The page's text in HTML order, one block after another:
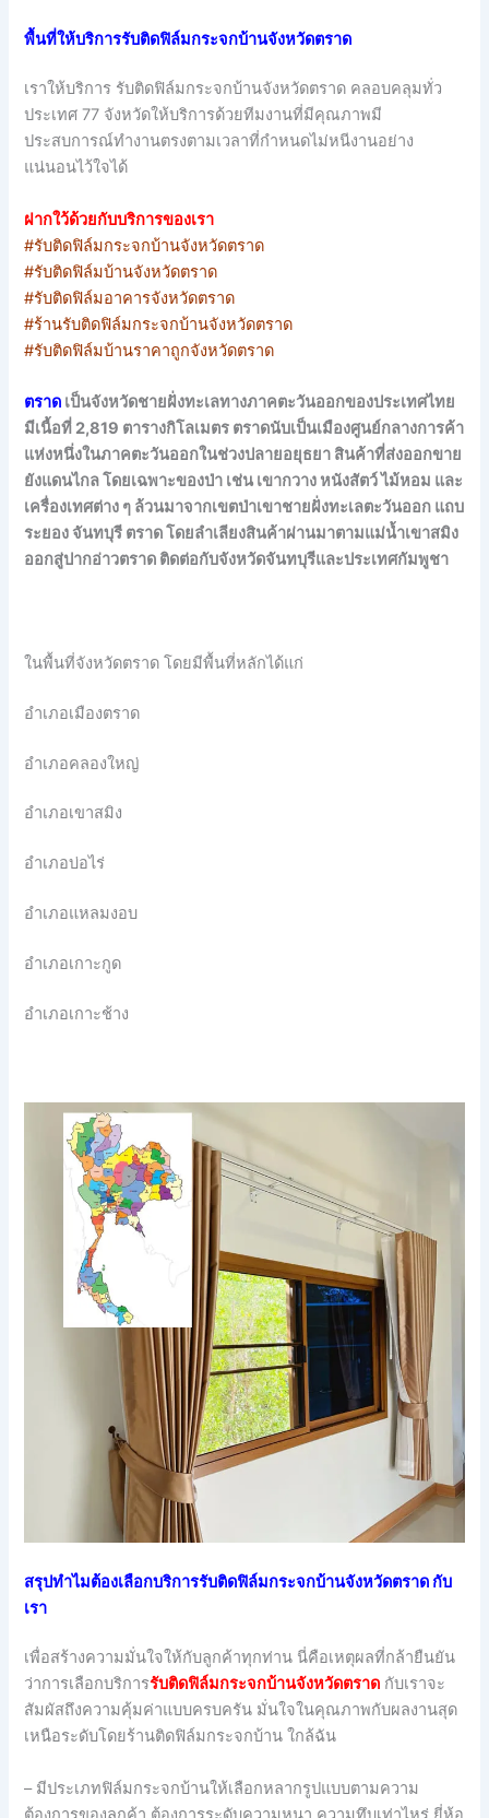
พื้นที่ให้บริการรับติดฟิล์มกระจกบ้านจังหวัดตราด
เราให้บริการ รับติดฟิล์มกระจกบ้านจังหวัดตราด คลอบคลุมทั่ว
ประเทศ 77 จังหวัดให้บริการด้วยทีมงานที่มีคุณภาพมี
ประสบการณ์ทำงานตรงตามเวลาที่กำหนดไม่หนีงานอย่าง
แน่นอนไว้ใจได้
ฝากใว้ด้วยกับบริการของเรา
#รับติดฟิล์มกระจกบ้านจังหวัดตราด
#รับติดฟิล์มบ้านจังหวัดตราด
#รับติดฟิล์มอาคารจังหวัดตราด
#ร้านรับติดฟิล์มกระจกบ้านจังหวัดตราด
#รับติดฟิล์มบ้านราคาถูกจังหวัดตราด
ตราด เป็นจังหวัดชายฝั่งทะเลทางภาคตะวันออกของประเทศไทย
มีเนื้อที่ 2,819 ตารางกิโลเมตร ตราดนับเป็นเมืองศูนย์กลางการค้า
แห่งหนึ่งในภาคตะวันออกในช่วงปลายอยุธยา สินค้าที่ส่งออกขาย
ยังแดนไกล โดยเฉพาะของป่า เช่น เขากวาง หนังสัตว์ ไม้หอม และ
เครื่องเทศต่าง ๆ ล้วนมาจากเขตป่าเขาชายฝั่งทะเลตะวันออก แถบ
ระยอง จันทบุรี ตราด โดยลำเลียงสินค้าผ่านมาตามแม่น้ำเขาสมิง
ออกสู่ปากอ่าวตราด ติดต่อกับจังหวัดจันทบุรีและประเทศกัมพูชา
ในพื้นที่จังหวัดตราด โดยมีพื้นที่หลักได้แก่
อำเภอเมืองตราด
อำเภอคลองใหญ่
อำเภอเขาสมิง
อำเภอบ่อไร่
อำเภอแหลมงอบ
อำเภอเกาะกูด
อำเภอเกาะช้าง
สรุปทำไมต้องเลือกบริการรับติดฟิล์มกระจกบ้านจังหวัดตราด กับ
เรา
เพื่อสร้างความมั่นใจให้กับลูกค้าทุกท่าน นี่คือเหตุผลที่กล้ายืนยัน
ว่าการเลือกบริการรับติดฟิล์มกระจกบ้านจังหวัดตราด กับเราจะ
สัมผัสถึงความคุ้มค่าแบบครบครัน มั่นใจในคุณภาพกับผลงานสุด
เหนือระดับโดยร้านติดฟิล์มกระจกบ้าน ใกล้ฉัน
– มีประเภทฟิล์มกระจกบ้านให้เลือกหลากรูปแบบตามความ